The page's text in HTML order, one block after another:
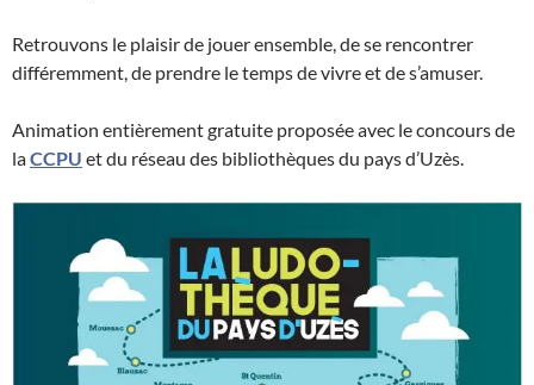
Retrouvons le plaisir de jouer ensemble, de se rencontrer
différemment, de prendre le temps de vivre et de s’amuser.
Animation entièrement gratuite proposée avec le concours de
laCCPU et du réseau des bibliothèques du pays d’Uzès.